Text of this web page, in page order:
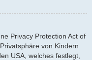
Privacy Protection Act of
von Kindern
USA, welches festlegt,